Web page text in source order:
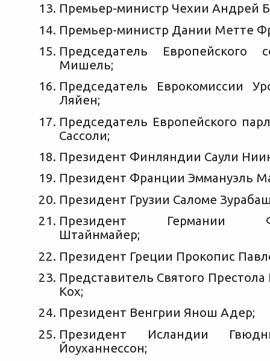
Премьер-министр Чехии Андрей
Премьер-министр Дании Метте
Председатель Европейского
Мишель;
Председатель Еврокомиссии
Ляйен;
Председатель Европейского
Сассоли;
Президент Финляндии Саули
Президент Франции Эммануэль
Президент Грузии Саломе
Президент Германии
Штайнмайер;
Президент Греции Прокопис
Представитель Святого
Кох;
Президент Венгрии Янош Адер;
Президент Исландии
Йоуханнессон;